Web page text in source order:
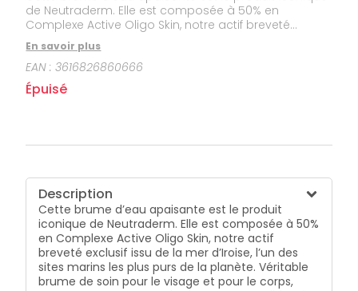
de Neutraderm. Elle est composée à 50% en
Complexe Active Oligo Skin, notre actif breveté
exclusif issu de la mer d’Iroise, l’un des sites marins
les plus purs de la planète. Véritable brume de soin
pour le visage et pour le corps, cette eau en spray
apaise les peaux sensibles des sensations
d’échauffements, d’irritations et de démangeaisons
renforce son film hydrolipidique. Elle hydrate jusqu’à
8h. Sans parfum, avec une composition courte
d’ingrédients 100% biodégradables et 100% d’origine
naturelle, la brume d’eau Neutraderm est adaptée
aux peaux les plus fragiles et peut être utilisée par
toute la famille, dès la naissance.
En savoir plus
EAN :3616826860666
Épuisé
Description
Cette brume d’eau apaisante est le produit
iconique de Neutraderm. Elle est composée à 50%
en Complexe Active Oligo Skin, notre actif
breveté exclusif issu de la mer d’Iroise, l’un des
sites marins les plus purs de la planète. Véritable
brume de soin pour le visage et pour le corps,